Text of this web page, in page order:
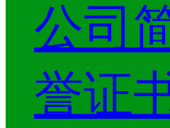
公司
誉证